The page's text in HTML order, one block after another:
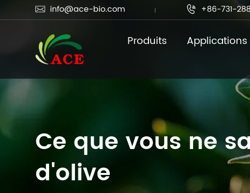
 info@ace-bio.com  +86-731-
Produits Applications
Ce que vous ne
d'olive